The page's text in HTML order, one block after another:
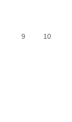
9 10